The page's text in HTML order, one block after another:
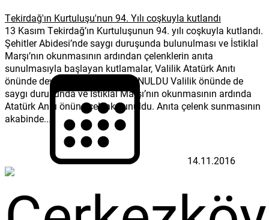
Tekirdağ'ın Kurtuluşu'nun 94. Yılı coşkuyla kutlandı
13 Kasım Tekirdağ’ın Kurtuluşunun 94. yılı coşkuyla kutlandı.
Şehitler Abidesi’nde saygı duruşunda bulunulması ve İstiklal
Marşı’nın okunmasının ardından çelenklerin anıta
sunulmasıyla başlayan kutlamalar, Valilik Atatürk Anıtı
önünde devam etti. ÇELENK SUNULDU Valilik önünde de
saygı duruşunda ve İstiklal Marşı’nın okunmasının ardında
Atatürk Anıtı önüne çelenk sunuldu. Anıta çelenk sunmasının
akabinde...
14.11.2016